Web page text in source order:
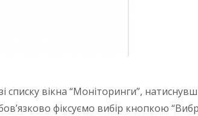
списку вікна “Моніторинги”,
фіксуємо вибір кнопкою